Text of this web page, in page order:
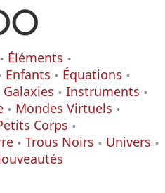
Éléments
Enfants
Équations
Galaxies
Instruments
Mondes Virtuels
Corps
Trous Noirs
Univers